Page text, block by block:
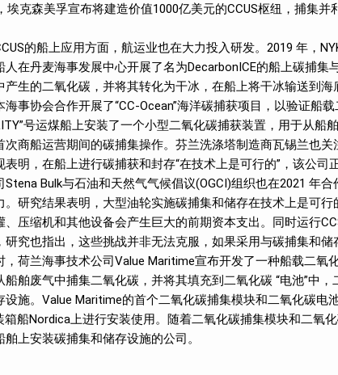
埃克森美孚宣布将建造价值1000亿美元的CCUS枢纽，捕集
的船上应用方面，航运业也在大力投入研发。2019 年，
人在丹麦海事发展中心开展了名为DecarbonICE的船上碳捕
产生的二氧化碳，并将其转化为干冰，在船上将干冰输送到
海事协会合作开展了“CC-Ocean”海洋碳捕获项目，以验证船
号运煤船上安装了一个小型二氧化碳捕获装置，用于从
次商船运营期间的碳捕集操作。芬兰洗涤塔制造商瓦锡兰也
表明，在船上进行碳捕获和封存“在技术上是可行的”，该公司
Stena Bulk与石油和天然气气候倡议(OGCI)组织也在2021 年
。研究结果表明，大型油轮实施碳捕集和储存在技术上是可
、压缩机和其他设备会产生巨大的前期资本支出。同时运行
研究也指出，这些挑战并非无法克服，如果采用与碳捕集和
，荷兰海事技术公司Value Maritime宣布开发了一种船载二氧
船舶废气中捕集二氧化碳，并将其填充到二氧化碳 “电池”中
设施。Value Maritime的首个二氧化碳捕集模块和二氧化碳电
箱船Nordica上进行安装使用。随着二氧化碳捕集模块和二氧
上安装碳捕集和储存设施的公司。